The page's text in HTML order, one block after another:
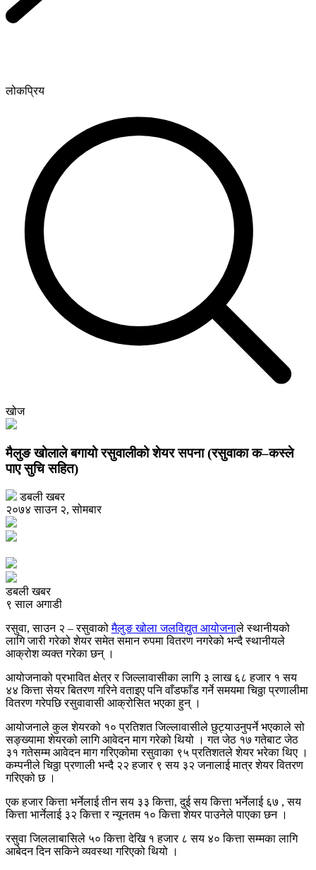
लोकप्रिय
खोज
मैलुङ खोलाले बगायो रसुवालीको शेयर सपना (रसुवाका क–कस्ले
पाए सुचि सहित)
डबली खबर
२०७४ साउन २, सोमबार
डबली खबर
९ साल अगाडी
रसुवा, साउन २ – रसुवाकोमैलुङ खोला जलविद्युत आयोजनाले स्थानीयको
लागि जारी गरेको शेयर समेत समान रुपमा वितरण नगरेको भन्दै स्थानीयले
आक्रोश व्यक्त गरेका छन् ।
आयोजनाको प्रभावित क्षेत्र र जिल्लावासीका लागि ३ लाख ६८ हजार १ सय
४४ कित्ता सेयर बितरण गरिने वताइए पनि वाँडफाँड गर्ने समयमा चिठ्ठा प्रणालीमा
वितरण गरेपछि रसुवावासी आक्रोसित भएका हुन् ।
आयोजनाले कुल शेयरको १० प्रतिशत जिल्लावासीले छुट्याउनुपर्ने भएकाले सो
सङ्ख्यामा शेयरको लागि आवेदन माग गरेको थियो । गत जेठ १७ गतेबाट जेठ
३१ गतेसम्म आवेदन माग गरिएकोमा रसुवाका ९५ प्रतिशतले शेयर भरेका थिए ।
कम्पनीले चिठ्ठा प्रणाली भन्दै २२ हजार ९ सय ३२ जनालाई मात्र शेयर वितरण
गरिएको छ ।
एक हजार कित्ता भर्नेलाई तीन सय ३३ कित्ता, दुई सय कित्ता भर्नेलाई ६७ , सय
कित्ता भार्नेलाई ३२ कित्ता र न्यूनतम १० कित्ता शेयर पाउनेले पाएका छन ।
रसुवा जिललाबासिले ५० कित्ता देखि १ हजार ८ सय ४० कित्ता सम्मका लागि
आबेदन दिन सकिने व्यवस्था गरिएको थियो ।